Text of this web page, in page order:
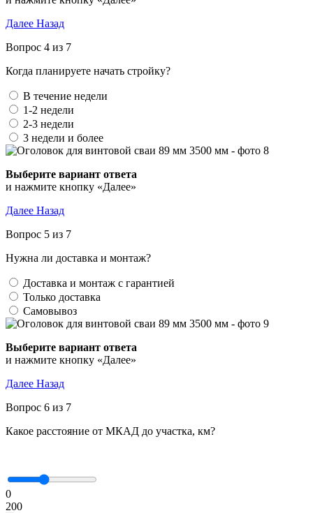
Далее Назад
Вопрос 4 из 7
Когда планируете начать стройку?
В течение недели
1-2 недели
2-3 недели
3 недели и более
Выберите вариант ответа
и нажмите кнопку «Далее»
Далее Назад
Вопрос 5 из 7
Нужна ли доставка и монтаж?
Доставка и монтаж с гарантией
Только доставка
Самовывоз
Выберите вариант ответа
и нажмите кнопку «Далее»
Далее Назад
Вопрос 6 из 7
Какое расстояние от МКАД до участка, км?
0
200